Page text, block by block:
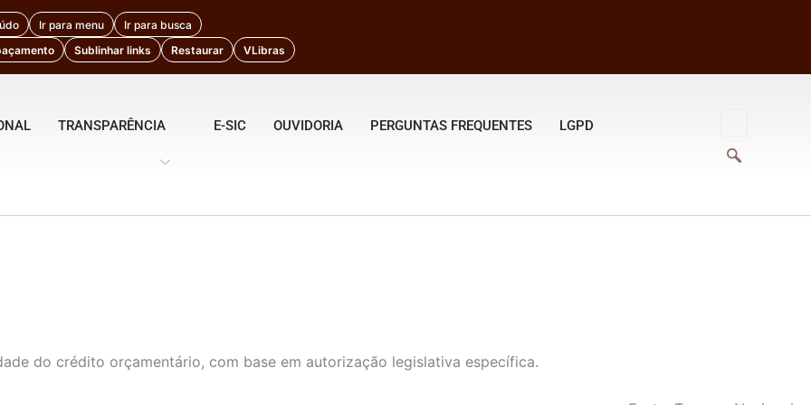
Ir para menu
Ir para busca
Sublinhar links Restaurar VLibras
TRANSPARÊNCIA E-SIC OUVIDORIA PERGUNTAS FREQUENTES LGPD
do crédito orçamentário, com base em autorização legislativa específica.